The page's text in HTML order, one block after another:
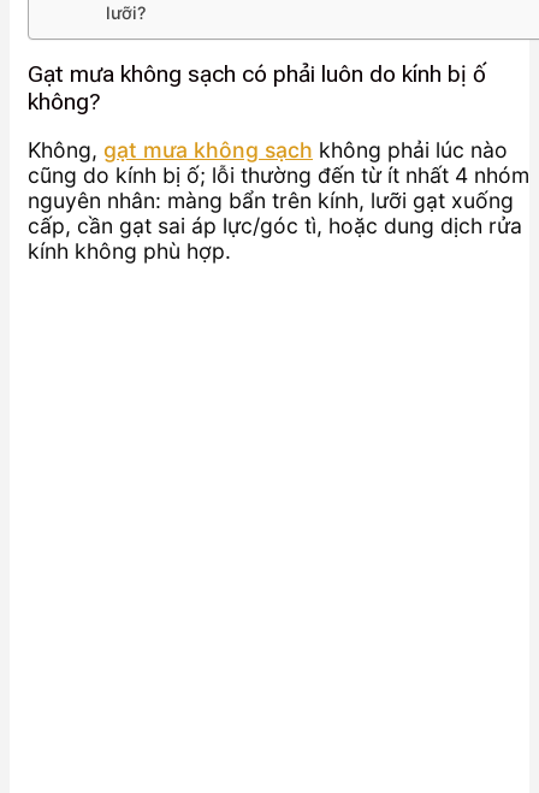
lưỡi?
Gạt mưa không sạch có phải luôn do kính bị ố
không?
Không, gạt mưa không sạch không phải lúc nào
cũng do kính bị ố; lỗi thường đến từ ít nhất 4 nhóm
nguyên nhân: màng bẩn trên kính, lưỡi gạt xuống
cấp, cần gạt sai áp lực/góc tì, hoặc dung dịch rửa
kính không phù hợp.